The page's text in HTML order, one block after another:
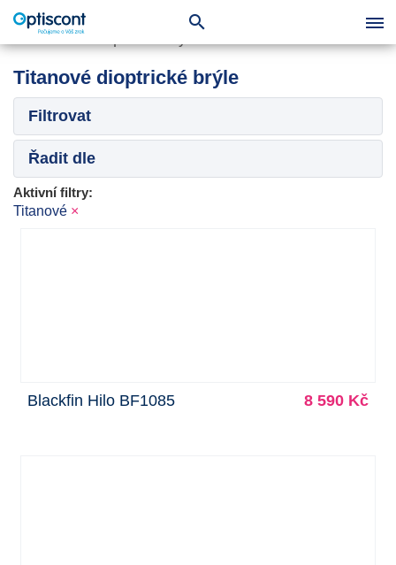
Titanové dioptrické brýle
Filtrovat
Řadit dle
Aktivní filtry:
Titanové ×
Blackfin Hilo BF1085 8 590 Kč